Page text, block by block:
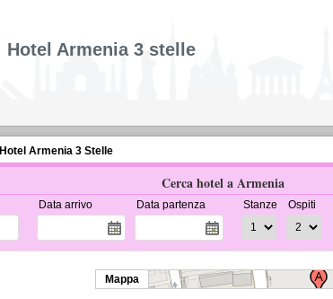
Hotel Armenia 3 stelle
Hotel Armenia 3 Stelle
Cerca hotel a Armenia
Data arrivo Data partenza Stanze Ospiti
Mappa